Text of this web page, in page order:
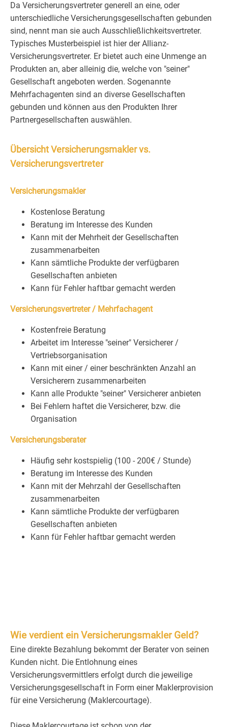
Da Versicherungsvertreter generell an eine, oder
unterschiedliche Versicherungsgesellschaften gebunden
sind, nennt man sie auch Ausschließlichkeitsvertreter.
Typisches Musterbeispiel ist hier der Allianz-
Versicherungsvertreter. Er bietet auch eine Unmenge an
Produkten an, aber alleinig die, welche von "seiner"
Gesellschaft angeboten werden. Sogenannte
Mehrfachagenten sind an diverse Gesellschaften
gebunden und können aus den Produkten Ihrer
Partnergesellschaften auswählen.
Übersicht Versicherungsmakler vs.
Versicherungsvertreter
Versicherungsmakler
Kostenlose Beratung
Beratung im Interesse des Kunden
Kann mit der Mehrheit der Gesellschaften
zusammenarbeiten
Kann sämtliche Produkte der verfügbaren
Gesellschaften anbieten
Kann für Fehler haftbar gemacht werden
Versicherungsvertreter / Mehrfachagent
Kostenfreie Beratung
Arbeitet im Interesse "seiner" Versicherer /
Vertriebsorganisation
Kann mit einer / einer beschränkten Anzahl an
Versicherern zusammenarbeiten
Kann alle Produkte "seiner" Versicherer anbieten
Bei Fehlern haftet die Versicherer, bzw. die
Organisation
Versicherungsberater
Häufig sehr kostspielig (100 - 200€ / Stunde)
Beratung im Interesse des Kunden
Kann mit der Mehrzahl der Gesellschaften
zusammenarbeiten
Kann sämtliche Produkte der verfügbaren
Gesellschaften anbieten
Kann für Fehler haftbar gemacht werden
Wie verdient ein Versicherungsmakler Geld?
Eine direkte Bezahlung bekommt der Berater von seinen
Kunden nicht. Die Entlohnung eines
Versicherungsvermittlers erfolgt durch die jeweilige
Versicherungsgesellschaft in Form einer Maklerprovision
für eine Versicherung (Maklercourtage).